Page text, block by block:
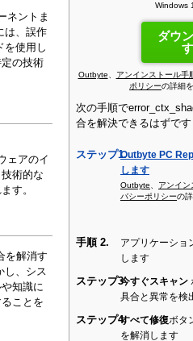
Windows
ダウ
Outbyte アンインストール手
ポリシーの詳細
次の手順で
合を解決できるはずです
ステップ1.Outbyte PC
します
Outbyte アンイン
バシーポリシーの
手順 2.
アプリケーショ
します
ステップ3今すぐスキャン
具合と異常を検
ステップ4すべて修復ボタ
を解消します
ネントま
は、誤作
を使用し
の技術
ェアのイ
術的な
す。
を解消す
し、シス
知識に
ことを